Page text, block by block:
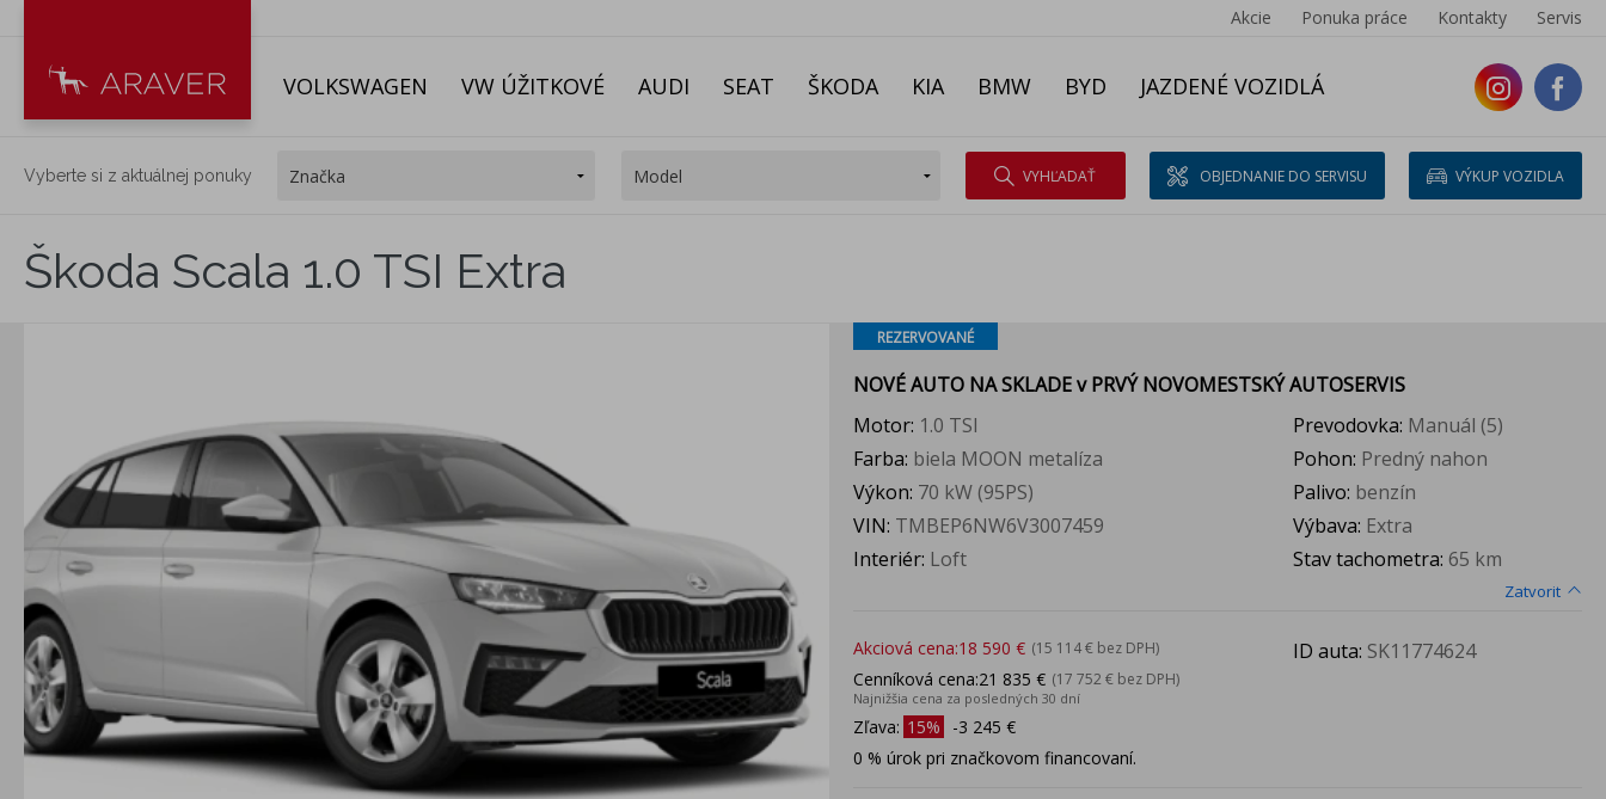
Akcie Ponuka práce Kontakty Servis
VOLKSWAGEN VW ÚŽITKOVÉ AUDI SEAT ŠKODA KIA BMW BYD JAZDENÉ VOZIDLÁ
Vyberte si z aktuálnej ponuky VYHĽADAŤ OBJEDNANIE DO SERVISU VÝKUP VOZIDLA
Škoda Scala 1.0 TSI Extra
REZERVOVANÉ
NOVÉ AUTO NA SKLADEv PRVÝ NOVOMESTSKÝ AUTOSERVIS
Motor: 1.0 TSI
Farba: biela MOON metalíza
Výkon: 70 kW (95PS)
Prevodovka: Manuál (5)
Pohon: Predný nahon
Palivo: benzín
VIN: TMBEP6NW6V3007459
Interiér: Loft
Výbava: Extra
Stav tachometra: 65 km
Zatvorit
Akciová cena:18 590 € (15 114 € bez DPH)
Cenníková cena:21 835 € (17 752 € bez DPH)
Najnižšia cena za posledných 30 dní
Zľava: 15%
-3 245 €
0 % úrok pri značkovom financovaní.
ID auta: SK11774624